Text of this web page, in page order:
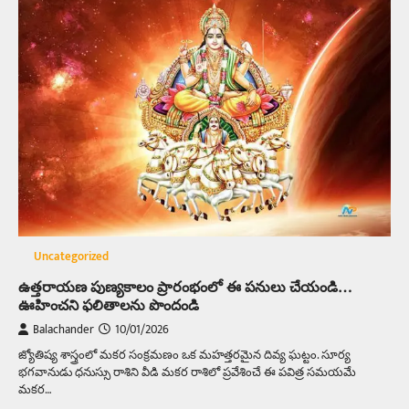
Uncategorized
ఉత్తరాయణ పుణ్యకాలం ప్రారంభంలో ఈ పనులు చేయండి…
ఊహించని ఫలితాలను పొందండి
Balachander 10/01/2026
జ్యోతిష్య శాస్త్రంలో మకర సంక్రమణం ఒక మహత్తరమైన దివ్య ఘట్టం. సూర్య
భగవానుడు ధనుస్సు రాశిని వీడి మకర రాశిలో ప్రవేశించే ఈ పవిత్ర సమయమే
మకర…